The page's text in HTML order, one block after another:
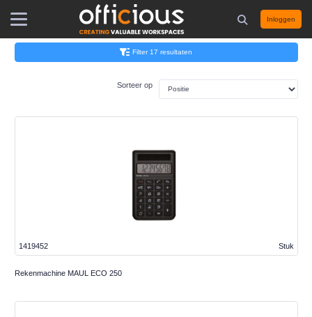
Inloggen
Filter 17 resultaten
Sorteer op
Stuk
1419452
Rekenmachine MAUL ECO 250